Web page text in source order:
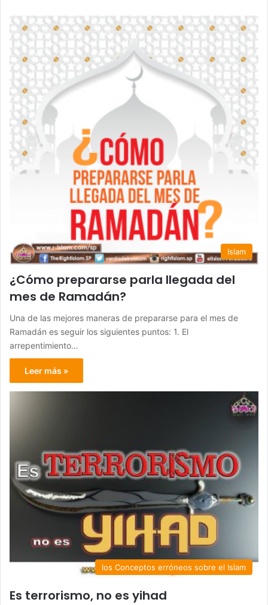
Islam
¿Cómo prepararse parla llegada del
mes de Ramadán?
Una de las mejores maneras de prepararse para el mes de
Ramadán es seguir los siguientes puntos: 1. El
arrepentimiento…
Leer más »
los Conceptos erróneos sobre el Islam
Es terrorismo, no es yihad